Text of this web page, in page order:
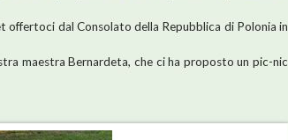
dal Consolato della Repubblica di Polonia in
maestra Bernardeta, che ci ha proposto un pic-nic